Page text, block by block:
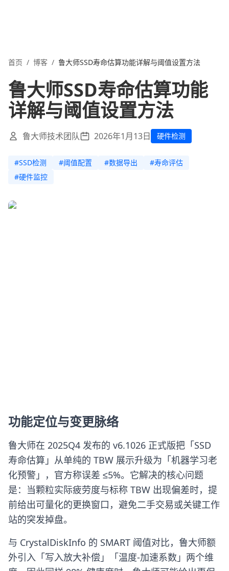
首页 / 博客 / 鲁大师SSD寿命估算功能详解与阈值设置方法
鲁大师SSD寿命估算功能
详解与阈值设置方法
鲁大师技术团队 2026年1月13日 硬件检测
#SSD检测 #阈值配置 #数据导出 #寿命评估
#硬件监控
功能定位与变更脉络
鲁大师在 2025Q4 发布的 v6.1026 正式版把「SSD
寿命估算」从单纯的 TBW 展示升级为「机器学习老
化预警」，官方称误差 ≤5%。它解决的核心问题
是：当颗粒实际疲劳度与标称 TBW 出现偏差时，提
前给出可量化的更换窗口，避免二手交易或关键工作
站的突发掉盘。
与 CrystalDiskInfo 的 SMART 阈值对比，鲁大师额
外引入「写入放大补偿」「温度-加速系数」两个维